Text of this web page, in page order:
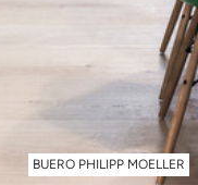
BUERO PHILIPP MOELLER